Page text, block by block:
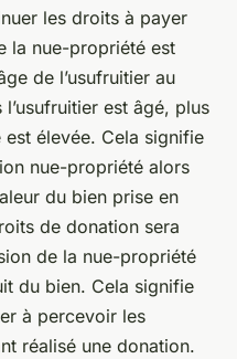
les droits à payer
la nue-propriété est
de l’usufruitier au
est âgé, plus
élevée. Cela signifie
nue-propriété alors
du bien prise en
de donation sera
de la nue-propriété
du bien. Cela signifie
à percevoir les
réalisé une donation.